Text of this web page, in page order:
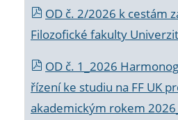
OD č. 2/2026 k cestám
Filozofické fakulty
OD č. 1_2026
řízení ke studiu na FF UK
akademickým rokem